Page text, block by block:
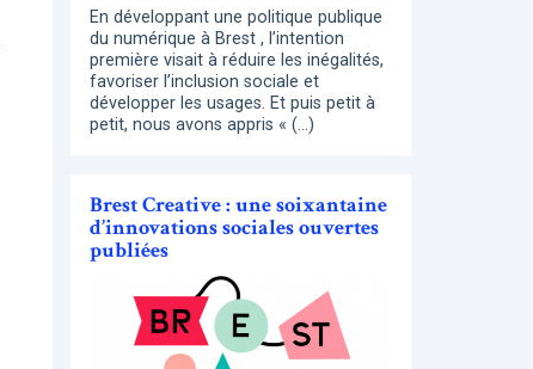
En développant une politique publique
du numérique à Brest , l’intention
première visait à réduire les inégalités,
favoriser l’inclusion sociale et
développer les usages. Et puis petit à
petit, nous avons appris « (…)
Brest Creative : une soixantaine
d’innovations sociales ouvertes
publiées